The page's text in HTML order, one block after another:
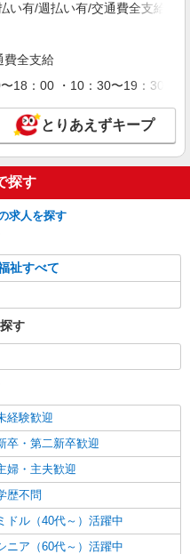
〜勤務OK＊高齢者マンシ
戸田公園
第3営業部
の夜専介護士
〜32300円 ※資格や経験など
有/週払い有/交通費全支給(ガ
全支給
18：00 ・10：30〜19：30 ・
とりあえずキープ
探す
求人を探す
祉すべて
す
経験歓迎
卒・第二新卒歓迎
婦・主夫歓迎
歴不問
ドル（40代～）活躍中
ニア（60代～）活躍中